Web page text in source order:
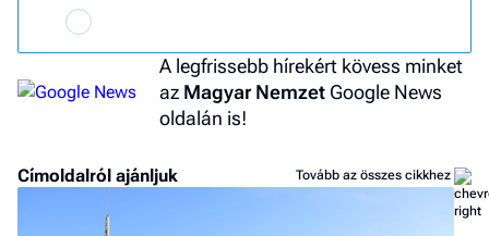
A legfrissebb hírekért kövess minket
az Magyar Nemzet Google News
oldalán is!
Címoldalról ajánljuk Tovább az összes cikkhez